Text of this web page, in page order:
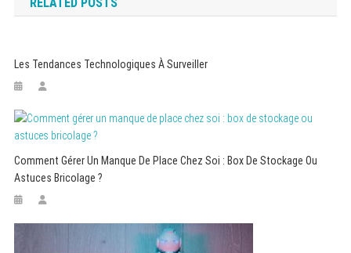
l’article
Les Tendances Technologiques À Surveiller
Comment Gérer Un Manque De Place Chez Soi : Box De Stockage Ou
Astuces Bricolage ?